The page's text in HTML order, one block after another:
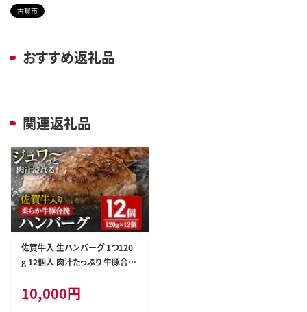
古賀市
おすすめ返礼品
関連返礼品
佐賀牛入 生ハンバーグ 1つ120
g 12個入 肉汁たっぷり 牛豚合挽
ーシー 夕飯 おかず 小分け 贅沢
グルメ 九州 古賀市
10,000円